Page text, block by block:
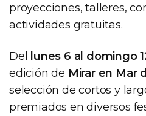
proyecciones, talleres,
actividades gratuitas.
Del lunes 6 al domingo
edición de Mirar en Mar
selección de cortos y
premiados en diversos